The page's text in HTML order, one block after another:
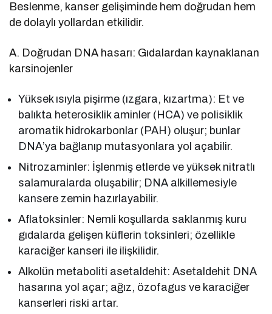
Beslenme, kanser gelişiminde hem doğrudan hem
de dolaylı yollardan etkilidir.
A. Doğrudan DNA hasarı: Gıdalardan kaynaklanan
karsinojenler
Yüksek ısıyla pişirme (ızgara, kızartma): Et ve
balıkta heterosiklik aminler (HCA) ve polisiklik
aromatik hidrokarbonlar (PAH) oluşur; bunlar
DNA’ya bağlanıp mutasyonlara yol açabilir.
Nitrozaminler: İşlenmiş etlerde ve yüksek nitratlı
salamuralarda oluşabilir; DNA alkillemesiyle
kansere zemin hazırlayabilir.
Aflatoksinler: Nemli koşullarda saklanmış kuru
gıdalarda gelişen küflerin toksinleri; özellikle
karaciğer kanseri ile ilişkilidir.
Alkolün metaboliti asetaldehit: Asetaldehit DNA
hasarına yol açar; ağız, özofagus ve karaciğer
kanserleri riski artar.